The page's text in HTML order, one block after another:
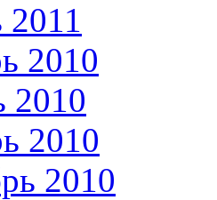
2011
2010
2010
2010
2010